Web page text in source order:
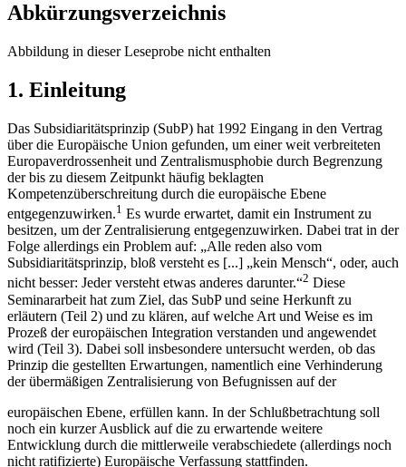
Abkürzungsverzeichnis
Abbildung in dieser Leseprobe nicht enthalten
1. Einleitung
Das Subsidiaritätsprinzip (SubP) hat 1992 Eingang in den Vertrag
über die Europäische Union gefunden, um einer weit verbreiteten
Europaverdrossenheit und Zentralismusphobie durch Begrenzung
der bis zu diesem Zeitpunkt häufig beklagten
Kompetenzüberschreitung durch die europäische Ebene
entgegenzuwirken.1 Es wurde erwartet, damit ein Instrument zu
besitzen, um der Zentralisierung entgegenzuwirken. Dabei trat in der
Folge allerdings ein Problem auf: „Alle reden also vom
Subsidiaritätsprinzip, bloß versteht es [...] „kein Mensch“, oder, auch
nicht besser: Jeder versteht etwas anderes darunter.“2 Diese
Seminararbeit hat zum Ziel, das SubP und seine Herkunft zu
erläutern (Teil 2) und zu klären, auf welche Art und Weise es im
Prozeß der europäischen Integration verstanden und angewendet
wird (Teil 3). Dabei soll insbesondere untersucht werden, ob das
Prinzip die gestellten Erwartungen, namentlich eine Verhinderung
der übermäßigen Zentralisierung von Befugnissen auf der
europäischen Ebene, erfüllen kann. In der Schlußbetrachtung soll
noch ein kurzer Ausblick auf die zu erwartende weitere
Entwicklung durch die mittlerweile verabschiedete (allerdings noch
nicht ratifizierte) Europäische Verfassung stattfinden.